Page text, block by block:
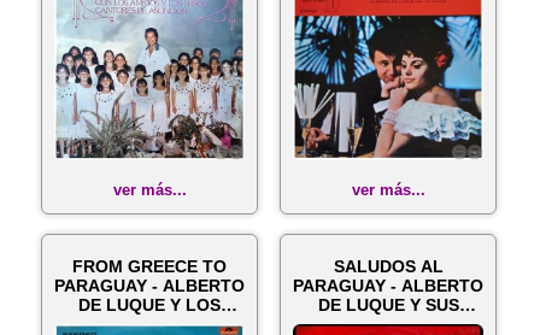
ver más... ver más...
FROM GREECE TO
PARAGUAY - ALBERTO
DE LUQUE Y LOS
AMIGOS
SALUDOS AL
PARAGUAY - ALBERTO
DE LUQUE Y SUS
AMIGOS - Año 1974